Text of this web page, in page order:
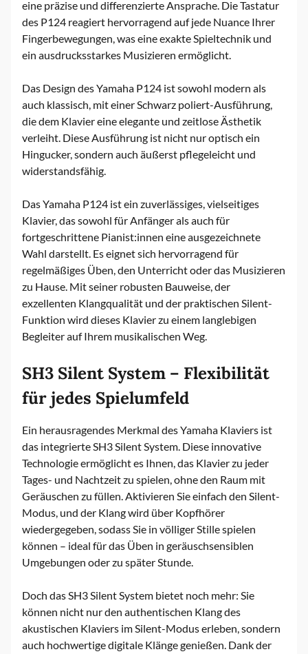
eine präzise und differenzierte Ansprache. Die Tastatur
des P124 reagiert hervorragend auf jede Nuance Ihrer
Fingerbewegungen, was eine exakte Spieltechnik und
ein ausdrucksstarkes Musizieren ermöglicht.
Das Design des Yamaha P124 ist sowohl modern als
auch klassisch, mit einer Schwarz poliert-Ausführung,
die dem Klavier eine elegante und zeitlose Ästhetik
verleiht. Diese Ausführung ist nicht nur optisch ein
Hingucker, sondern auch äußerst pflegeleicht und
widerstandsfähig.
Das Yamaha P124 ist ein zuverlässiges, vielseitiges
Klavier, das sowohl für Anfänger als auch für
fortgeschrittene Pianist:innen eine ausgezeichnete
Wahl darstellt. Es eignet sich hervorragend für
regelmäßiges Üben, den Unterricht oder das Musizieren
zu Hause. Mit seiner robusten Bauweise, der
exzellenten Klangqualität und der praktischen Silent-
Funktion wird dieses Klavier zu einem langlebigen
Begleiter auf Ihrem musikalischen Weg.
SH3 Silent System – Flexibilität
für jedes Spielumfeld
Ein herausragendes Merkmal des Yamaha Klaviers ist
das integrierte SH3 Silent System. Diese innovative
Technologie ermöglicht es Ihnen, das Klavier zu jeder
Tages- und Nachtzeit zu spielen, ohne den Raum mit
Geräuschen zu füllen. Aktivieren Sie einfach den Silent-
Modus, und der Klang wird über Kopfhörer
wiedergegeben, sodass Sie in völliger Stille spielen
können – ideal für das Üben in geräuschsensiblen
Umgebungen oder zu später Stunde.
Doch das SH3 Silent System bietet noch mehr: Sie
können nicht nur den authentischen Klang des
akustischen Klaviers im Silent-Modus erleben, sondern
auch hochwertige digitale Klänge genießen. Dank der